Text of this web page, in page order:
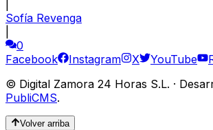
Sofía Revenga
0
Facebook
Instagram X YouTube
© Digital Zamora 24 Horas S.L. ·
PubliCMS.
Volver arriba